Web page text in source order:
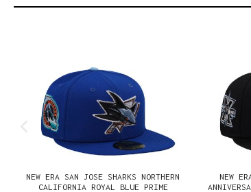
NEW ERA SAN JOSE SHARKS NORTHERN
CALIFORNIA ROYAL BLUE PRIME
NEW